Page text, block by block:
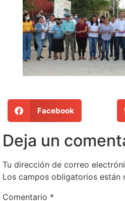
Facebook
Deja un
Tu dirección de correo
Los campos obligatorios están
Comentario *